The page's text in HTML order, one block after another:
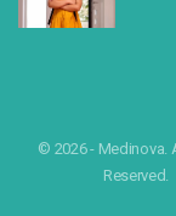
© 2026 - Medinova.
Reserved.